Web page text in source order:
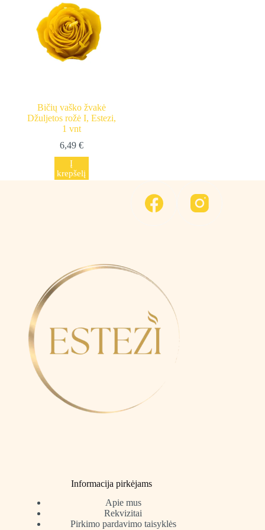
options
may
be
chosen
on
Bičių vaško žvakė
Džuljetos rožė I, Estezi,
1 vnt
6,49 €
Į
krepšelį
Informacija pirkėjams
Apie mus
Rekvizitai
Pirkimo pardavimo taisyklės